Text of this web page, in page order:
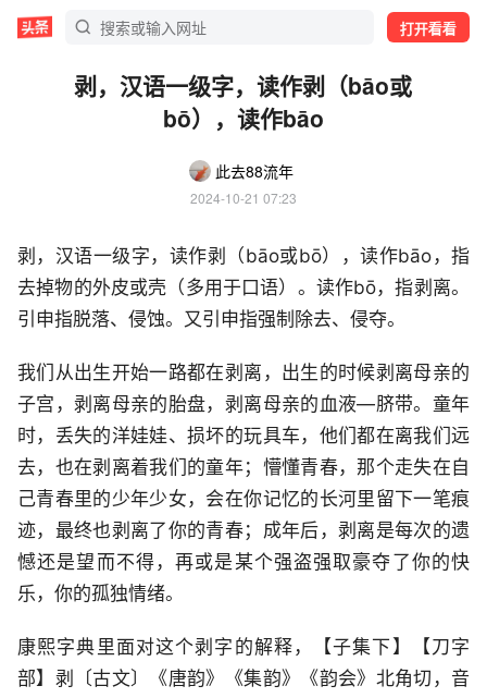
打开看看
剥，汉语一级字，读作剥（bāo或
bō），读作bāo
此去88流年
2024-10-21 07:23
剥，汉语一级字，读作剥（bāo或bō），读作bāo，指
去掉物的外皮或壳（多用于口语）。读作bō，指剥离。
引申指脱落、侵蚀。又引申指强制除去、侵夺。
我们从出生开始一路都在剥离，出生的时候剥离母亲的
子宫，剥离母亲的胎盘，剥离母亲的血液—脐带。童年
时，丢失的洋娃娃、损坏的玩具车，他们都在离我们远
去，也在剥离着我们的童年；懵懂青春，那个走失在自
己青春里的少年少女，会在你记忆的长河里留下一笔痕
迹，最终也剥离了你的青春；成年后，剥离是每次的遗
憾还是望而不得，再或是某个强盗强取豪夺了你的快
乐，你的孤独情绪。
康熙字典里面对这个剥字的解释，【子集下】【刀字
部】剥〔古文〕《唐韵》《集韵》《韵会》北角切，音